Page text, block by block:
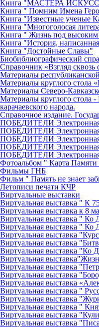
Книга "МАСТЕРА
Книга " Помним Имена
Книга "Известные ученые
Книга "Многоголосая
Книга " Жизнь под
Книга "История,
Книга "Достойные Славы"
Биобиблиографический
Справочник «Взгляд сквозь
Материалы
Материалы круглого стола
Материалы Северо-
Материалы круглого стола
карачаевского народа.
Справочное издание.
ПОБЕДИТЕЛИ Электронная
ПОБЕДИТЕЛИ Электронная
ПОБЕДИТЕЛИ Электронная
ПОБЕДИТЕЛИ Электронная
ПОБЕДИТЕЛИ Электронная
Фотоальбом " Карта Памяти
Фильмы ГНБ
Фильм " Память не знает
Летописи печати КЧР
Виртуальные выставки
Виртуальная выставка " К
Виртуальная выставка к 8
Виртуальная выставка " Ко
Виртуальная выставка "
Виртуальная выставка
Виртуальная выставка
Виртуальная выставка "Ко
Виртуальная
Виртуальная выставка
Виртуальная выставка
Виртуальная выставка
Виртуальная выставка "
Виртуальная выставка
Виртуальная выставка "
Виртуальная выставка
Виртуальная выставка